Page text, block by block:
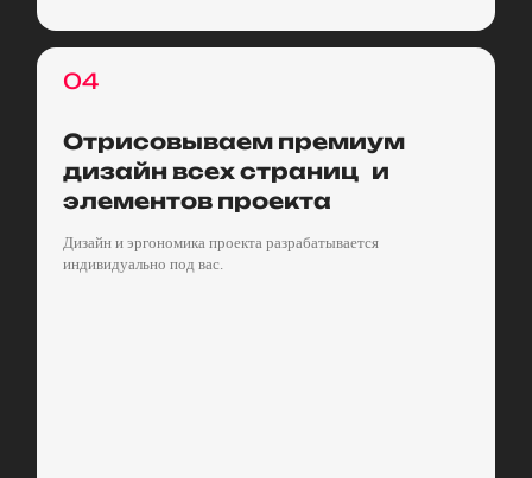
04
Отрисовываем премиум
дизайн всех страниц и
элементов проекта
Дизайн и эргономика проекта разрабатывается
индивидуально под вас.